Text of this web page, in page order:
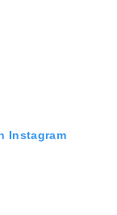
Instagram